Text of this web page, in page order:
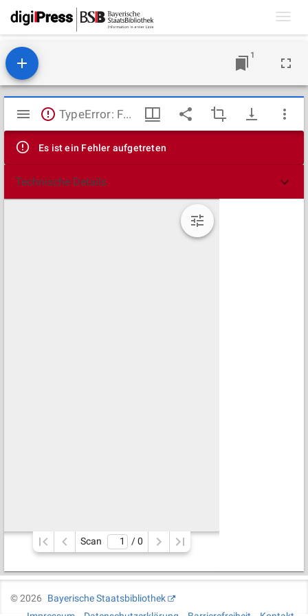
1
Mirador
Viewer
TypeError: Failed to fetch
Es ist ein Fehler aufgetreten
Technische Details
Scan / 0
©2026
Bayerische Staatsbibliothek